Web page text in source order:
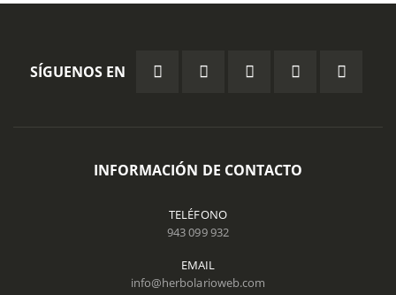
SÍGUENOS EN
INFORMACIÓN DE CONTACTO
TELÉFONO
943 099 932
EMAIL
info@herbolarioweb.com